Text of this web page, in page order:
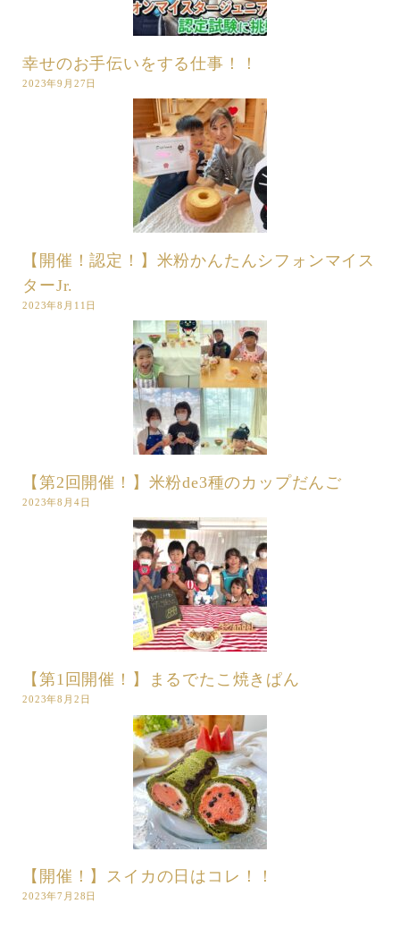
幸せのお手伝いをする仕事！！
2023年9月27日
【開催！認定！】米粉かんたんシフォンマイス
ターJr.
2023年8月11日
【第2回開催！】米粉de3種のカップだんご
2023年8月4日
【第1回開催！】まるでたこ焼きぱん
2023年8月2日
【開催！】スイカの日はコレ！！
2023年7月28日